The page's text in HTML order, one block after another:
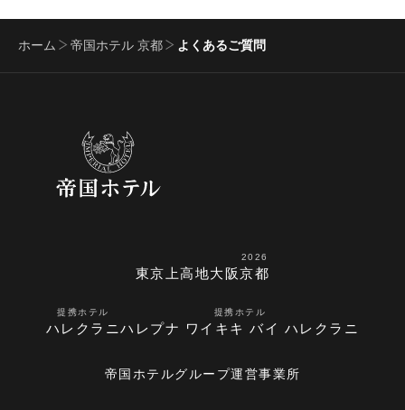
ホーム 帝国ホテル 京都 よくあるご質問
東京 上高地大阪
2026
京都
提携ホテル
ハレクラニ
提携ホテル
ハレプナ ワイキキ バイ ハレクラニ
帝国ホテルグループ運営事業所